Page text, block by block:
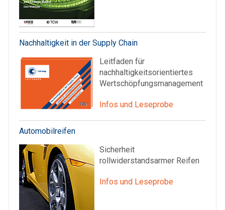
Nachhaltigkeit in der Supply Chain
Leitfaden für
nachhaltigkeitsorientiertes
Wertschöpfungsmanagement
Infos und Leseprobe
Automobilreifen
Sicherheit
rollwiderstandsarmer Reifen
Infos und Leseprobe